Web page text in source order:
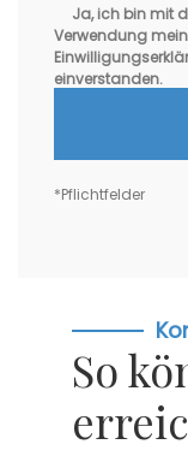
Ja, ich bin mit
Verwendung
einverstanden.
*Pflichtfelder
So